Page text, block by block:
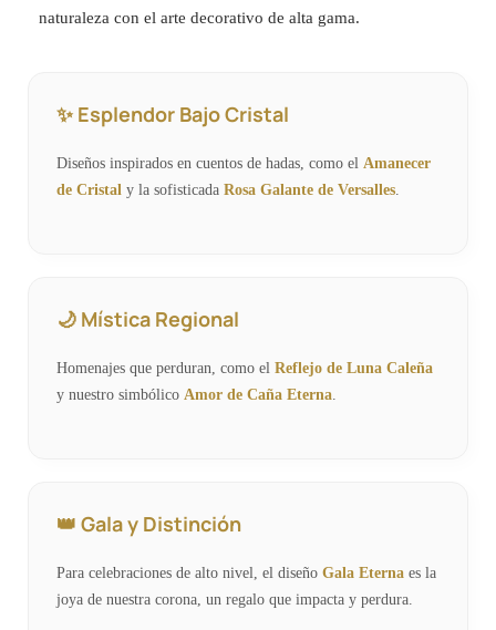
naturaleza con el arte decorativo de alta gama.
✨ Esplendor Bajo Cristal
Diseños inspirados en cuentos de hadas, como el Amanecer
de Cristal y la sofisticada Rosa Galante de Versalles
🌙 Mística Regional
Homenajes que perduran, como el Reflejo de Luna Caleña
y nuestro simbólico Amor de Caña Eterna
👑 Gala y Distinción
Para celebraciones de alto nivel, el diseño Gala Eterna es la
joya de nuestra corona, un regalo que impacta y perdura.